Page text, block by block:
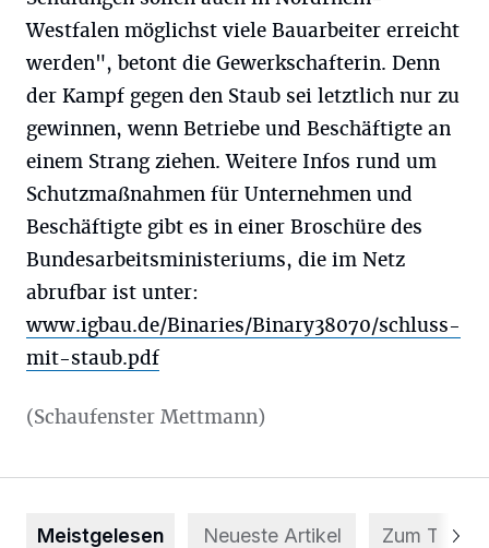
Westfalen möglichst viele Bauarbeiter erreicht
werden", betont die Gewerkschafterin. Denn
der Kampf gegen den Staub sei letztlich nur zu
gewinnen, wenn Betriebe und Beschäftigte an
einem Strang ziehen. Weitere Infos rund um
Schutzmaßnahmen für Unternehmen und
Beschäftigte gibt es in einer Broschüre des
Bundesarbeitsministeriums, die im Netz
abrufbar ist unter:
www.igbau.de/Binaries/Binary38070/schluss-
mit-staub.pdf
(Schaufenster Mettmann)
Meistgelesen Neueste Artikel Zum Thema